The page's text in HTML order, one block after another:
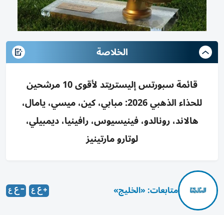
الخلاصة
قائمة سبورتس إليستريتد لأقوى 10 مرشحين
للحذاء الذهبي 2026: مبابي، كين، ميسي، يامال،
هالاند، رونالدو، فينيسيوس، رافينيا، ديمبيلي،
لوتارو مارتينيز
متابعات: «الخليج»